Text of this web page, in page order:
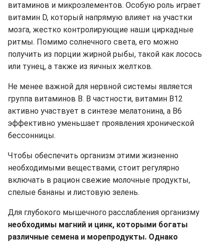
витаминов и микроэлементов. Особую роль играет
витамин D, который напрямую влияет на участки
мозга, жестко контролирующие наши циркадные
ритмы. Помимо солнечного света, его можно
получить из порции жирной рыбы, такой как лосось
или тунец, а также из яичных желтков.
Не менее важной для нервной системы является
группа витаминов В. В частности, витамин В12
активно участвует в синтезе мелатонина, а В6
эффективно уменьшает проявления хронической
бессонницы.
Чтобы обеспечить организм этими жизненно
необходимыми веществами, стоит регулярно
включать в рацион свежие молочные продукты,
спелые бананы и листовую зелень.
Для глубокого мышечного расслабления организму
необходимы магний и цинк, которыми богаты
различные семена и морепродукты. Однако